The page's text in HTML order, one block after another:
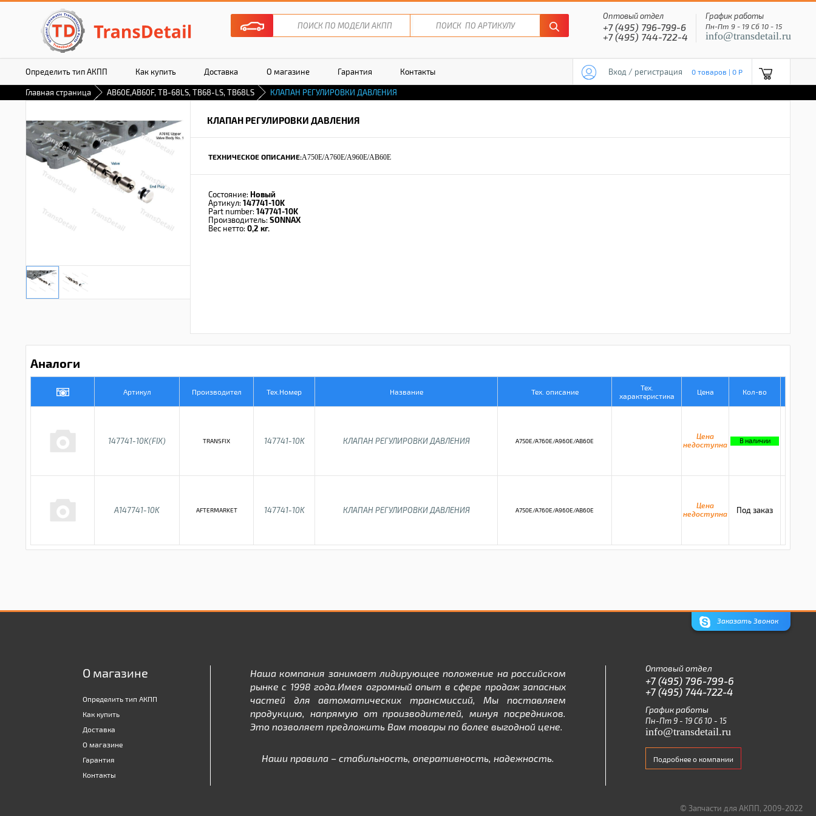
Оптовый отдел
+7 (495) 796-799-6
+7 (495) 744-722-4
График работы
Пн-Пт 9 - 19 Сб 10 - 15
info@transdetail.ru
Определить тип АКПП Как купить Доставка О магазине Гарантия Контакты Вход / регистрация 0 товаров | 0 P
Главная страница AB60E,AB60F, TB-68LS, TB68-LS, TB68LS КЛАПАН РЕГУЛИРОВКИ ДАВЛЕНИЯ
КЛАПАН РЕГУЛИРОВКИ ДАВЛЕНИЯ
ТЕХНИЧЕСКОЕ ОПИСАНИЕ:A750E/A760E/A960E/AB60E
Состояние: Новый
Артикул: 147741-10K
Part number: 147741-10K
Производитель: SONNAX
Вес нетто: 0,2 кг.
Аналоги
Артикул Производител Тех.Номер Название Тех. описание
Тех.
характеристика
Цена Кол-во
147741-10K(FIX) TRANSFIX 147741-10K КЛАПАН РЕГУЛИРОВКИ ДАВЛЕНИЯ A750E/A760E/A960E/AB60E
Цена
недоступна
В наличии
A147741-10K AFTERMARKET 147741-10K КЛАПАН РЕГУЛИРОВКИ ДАВЛЕНИЯ A750E/A760E/A960E/AB60E
Цена
недоступна
Под заказ
Заказать Звонок
О магазине
Определить тип АКПП
Как купить
Доставка
О магазине
Гарантия
Контакты
Наша компания занимает лидирующее положение на российском
рынке с 1998 года.Имея огромный опыт в сфере продаж запасных
частей для автоматических трансмиссий, Мы поставляем
продукцию, напрямую от производителей, минуя посредников.
Это позволяет предложить Вам товары по более выгодной цене.
Наши правила – стабильность, оперативность, надежность.
Оптовый отдел
+7 (495) 796-799-6
+7 (495) 744-722-4
График работы
Пн-Пт 9 - 19 Сб 10 - 15
info@transdetail.ru
Подробнее о компании
© Запчасти для АКПП, 2009-2022